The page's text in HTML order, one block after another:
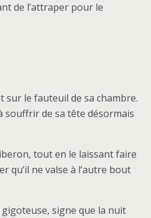
de l’attraper pour le
sur le fauteuil de sa chambre.
souffrir de sa tête désormais
tout en le laissant faire
qu’il ne valse à l’autre bout
signe que la nuit